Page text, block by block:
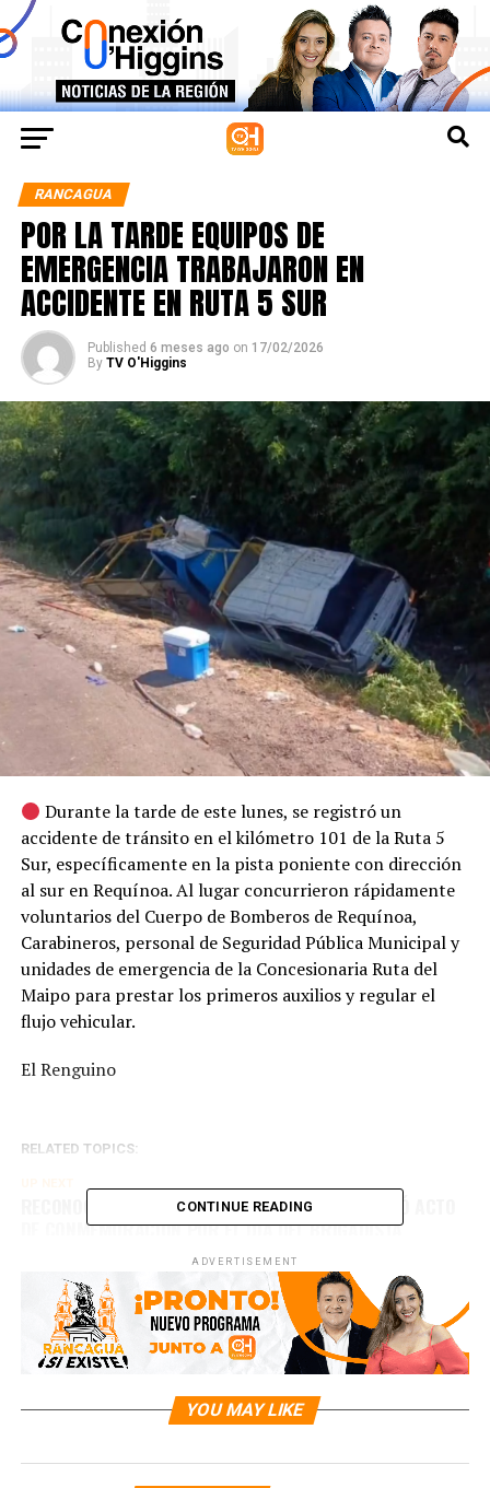
RANCAGUA
POR LA TARDE EQUIPOS DE
EMERGENCIA TRABAJARON EN
ACCIDENTE EN RUTA 5 SUR
Published 6 meses ago on 17/02/2026
By TV O'Higgins
Durante la tarde de este lunes, se registró un
accidente de tránsito en el kilómetro 101 de la Ruta 5
Sur, específicamente en la pista poniente con dirección
al sur en Requínoa. Al lugar concurrieron rápidamente
voluntarios del Cuerpo de Bomberos de Requínoa,
Carabineros, personal de Seguridad Pública Municipal y
unidades de emergencia de la Concesionaria Ruta del
Maipo para prestar los primeros auxilios y regular el
flujo vehicular.
El Renguino
RELATED TOPICS:
RECONOCIENDO SUS LABORES: PICHILEMU REALIZÓ ACTO
DE CONMEMORACIÓN POR EL DÍA DEL BRIGADISTA
DON'T MISS
HOSPITAL DE SANTA CRUZ ADOPTA MODELO
INTERNACIONAL DE BUENAS PRÁCTICAS
CONTINUE READING
ADVERTISEMENT
YOU MAY LIKE